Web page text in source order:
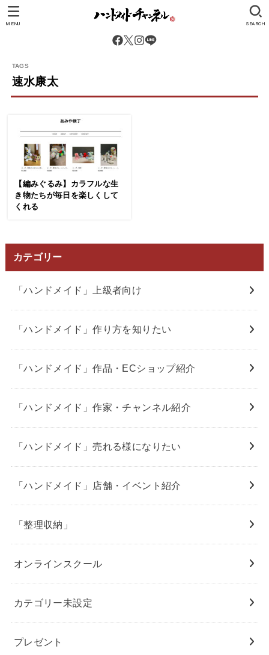
SEARCH
MENU
速水康太
【編みぐるみ】カラフルな生
き物たちが毎日を楽しくして
くれる
カテゴリー
「ハンドメイド」上級者向け
「ハンドメイド」作り方を知りたい
「ハンドメイド」作品・ECショップ紹介
「ハンドメイド」作家・チャンネル紹介
「ハンドメイド」売れる様になりたい
「ハンドメイド」店舗・イベント紹介
「整理収納」
オンラインスクール
カテゴリー未設定
プレゼント